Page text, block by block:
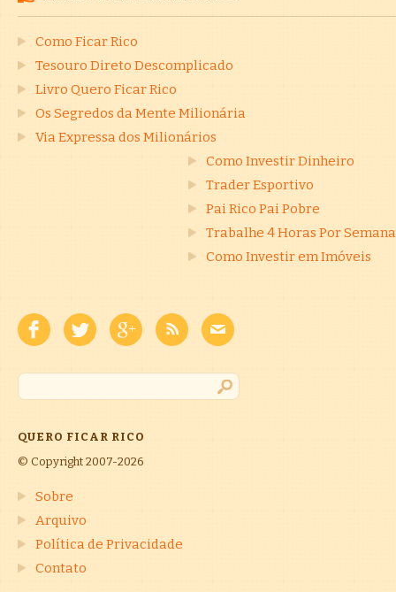
Como Ficar Rico
Tesouro Direto Descomplicado
Livro Quero Ficar Rico
Os Segredos da Mente Milionária
Via Expressa dos Milionários
Como Investir Dinheiro
Trader Esportivo
Pai Rico Pai Pobre
Trabalhe 4 Horas Por Semana
Como Investir em Imóveis
QUERO FICAR RICO
© Copyright 2007-2026
Sobre
Arquivo
Política de Privacidade
Contato